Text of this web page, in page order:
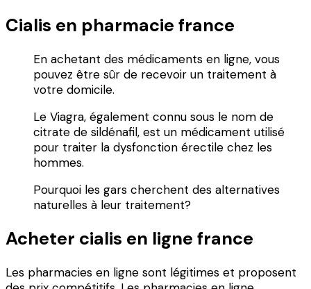
Cialis en pharmacie france
En achetant des médicaments en ligne, vous
pouvez être sûr de recevoir un traitement à
votre domicile.
Le Viagra, également connu sous le nom de
citrate de sildénafil, est un médicament utilisé
pour traiter la dysfonction érectile chez les
hommes.
Pourquoi les gars cherchent des alternatives
naturelles à leur traitement?
Acheter cialis en ligne france
Les pharmacies en ligne sont légitimes et proposent